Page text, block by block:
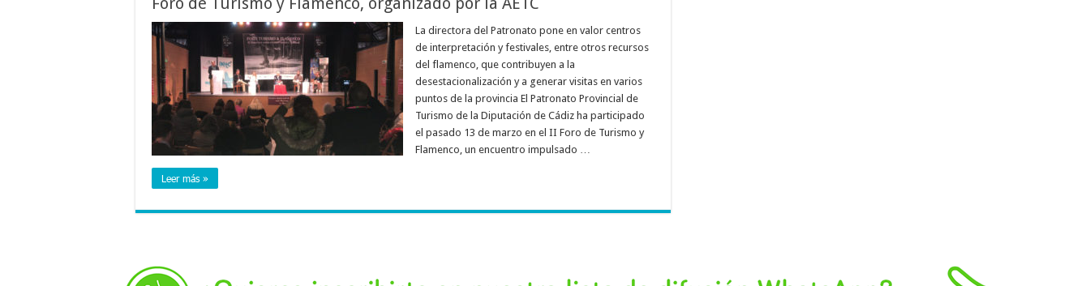
La directora del Patronato pone en valor centros
de interpretación y festivales, entre otros recursos
del flamenco, que contribuyen a la
desestacionalización y a generar visitas en varios
puntos de la provincia El Patronato Provincial de
Turismo de la Diputación de Cádiz ha participado
el pasado 13 de marzo en el II Foro de Turismo y
Flamenco, un encuentro impulsado …
Leer más »